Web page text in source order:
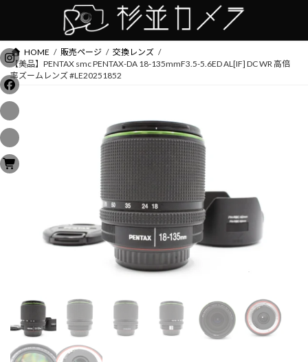
ン
ツ
へ
ス
キ
ッ
プ
ー
シ
ョ
ン
に
移
動
HOME 販売ページ
交換レンズ
【美品】PENTAX smc PENTAX-DA 18-135mmF3.5-5.6ED AL[IF] DC WR 高倍
率ズームレンズ #LE20251852